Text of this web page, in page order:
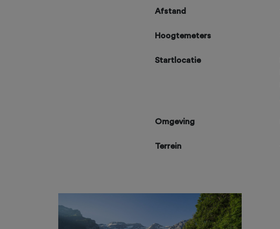
Afstand
Hoogtemeters
Startlocatie
Omgeving
Terrein